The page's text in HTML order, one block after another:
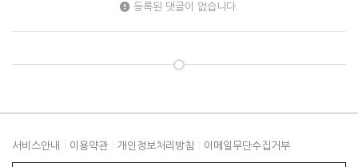
등록된 댓글이 없습니다.
서비스안내 이용약관 개인정보처리방침 이메일무단수집거부